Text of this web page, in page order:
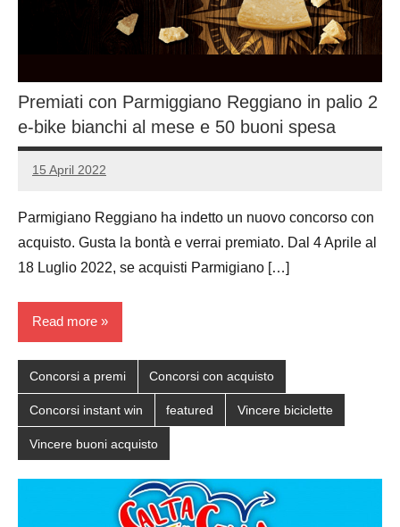
Premiati con Parmiggiano Reggiano in palio 2
e-bike bianchi al mese e 50 buoni spesa
15 April 2022
Luca
No
Parmigiano Reggiano ha indetto un nuovo concorso con
acquisto. Gusta la bontà e verrai premiato. Dal 4 Aprile al
18 Luglio 2022, se acquisti Parmigiano […]
Read more
Concorsi a premi Concorsi con acquisto
Concorsi instant win featured Vincere biciclette
Vincere buoni acquisto